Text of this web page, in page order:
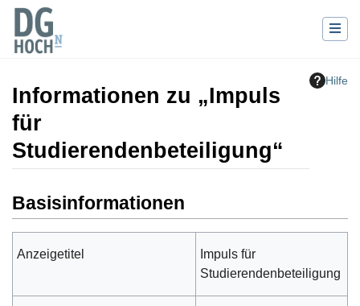
Hilfe
Informationen zu „Impuls
für
Studierendenbeteiligung“
Basisinformationen
Anzeigetitel
Impuls für
Studierendenbeteiligung